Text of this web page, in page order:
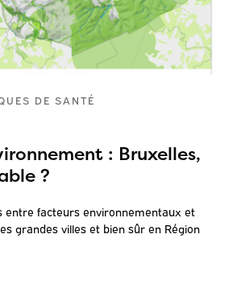
DE SANTÉ
: Bruxelles,
?
entre facteurs environnementaux et
grandes villes et bien sûr en Région